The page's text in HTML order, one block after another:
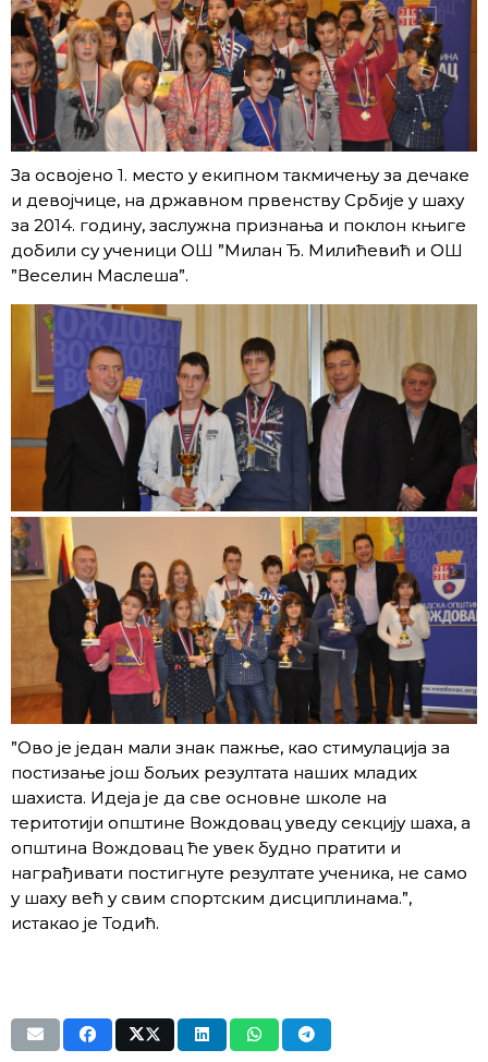
За освојено 1. место у екипном такмичењу за дечаке
и девојчице, на државном првенству Србије у шаху
за 2014. годину, заслужна признања и поклон књиге
добили су ученици ОШ ”Милан Ђ. Милићевић и ОШ
”Веселин Маслеша”.
”Ово је један мали знак пажње, као стимулација за
постизање још бољих резултата наших младих
шахиста. Идеја је да све основне школе на
теритотији општине Вождовац уведу секцију шаха, а
општина Вождовац ће увек будно пратити и
награђивати постигнуте резултате ученика, не само
у шаху већ у свим спортским дисциплинама.”,
истакао је Тодић.